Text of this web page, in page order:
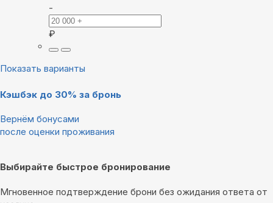
-
₽
Показать варианты
Кэшбэк до 30% за бронь
Вернём бонусами
после оценки проживания
Выбирайте быстрое бронирование
Мгновенное подтверждение брони без ожидания ответа от